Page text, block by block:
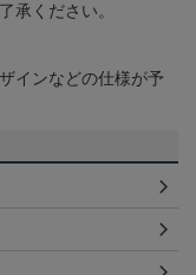
承ください。
インなどの仕様が予